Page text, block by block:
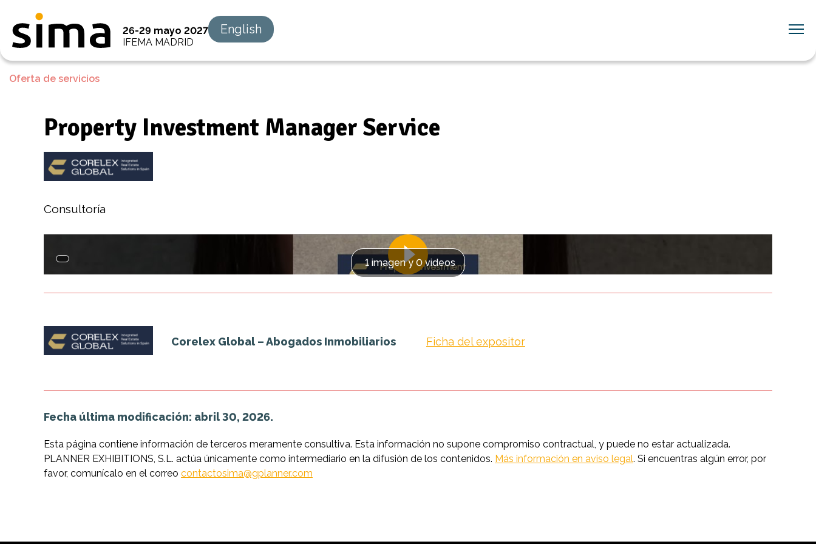
26-29 mayo 2027
IFEMA MADRID
English
Oferta de servicios
Property Investment Manager Service
Consultoría
1 imagen y 0 videos
Corelex Global – Abogados Inmobiliarios Ficha del expositor
Fecha última modificación: abril 30, 2026.
Esta página contiene información de terceros meramente consultiva. Esta información no supone compromiso contractual, y puede no estar actualizada.
PLANNER EXHIBITIONS, S.L. actúa únicamente como intermediario en la difusión de los contenidos. Más información en aviso legal. Si encuentras algún error, por
favor, comunícalo en el correo contactosima@gplanner.com